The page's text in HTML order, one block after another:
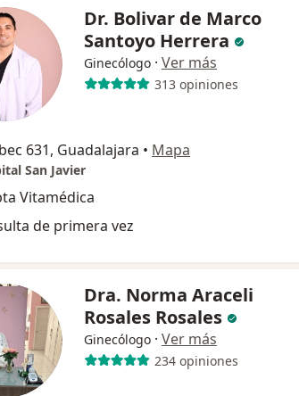
Dr. Bolivar de Marco
Santoyo Herrera
Ginecólogo · Ver más
313 opiniones
631, Guadalajara • Mapa
San Javier
Vitamédica
de primera vez
Dra. Norma Araceli
Rosales Rosales
Ginecólogo · Ver más
234 opiniones